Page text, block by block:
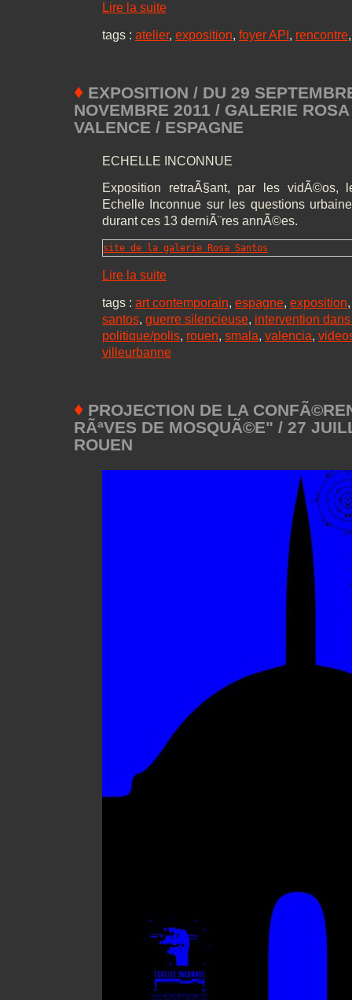
Lire la suite
tags : atelier, exposition, foyer API , rencontre
♦ EXPOSITION / DU 29
NOVEMBRE 2011 / GALERIE
VALENCE / ESPAGNE
ECHELLE INCONNUE
Exposition retraÃ§ant, par les vidÃ©os,
Echelle Inconnue sur les questions
durant ces 13 derniÃ¨res annÃ©es.
site de la galerie Rosa Santos
Lire la suite
tags : art contemporain, espagne, exposition
santos, guerre silencieuse, intervention
politique/polis, rouen, smala, valencia,
villeurbanne
♦ PROJECTION DE LA
RÃªVES DE MOSQUÃ©E" / 27
ROUEN